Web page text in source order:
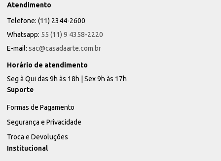
Atendimento
Telefone: (11) 2344-2600
Whatsapp: 55 (11) 9 4358-2220
E-mail: sac@casadaarte.com.br
Horário de atendimento
Seg à Qui das 9h às 18h | Sex 9h às 17h
Suporte
Formas de Pagamento
Segurança e Privacidade
Troca e Devoluções
Institucional